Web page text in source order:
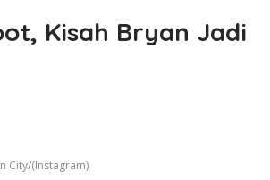
Kisah Bryan Jadi
City/(Instagram)